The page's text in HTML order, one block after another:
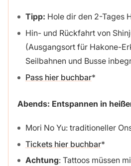
Tipp: Hole dir den 2-Tages
Hin- und Rückfahrt von
(Ausgangsort für Hakone-
Seilbahnen und Busse
Pass hier buchbar
Abends: Entspannen in
Mori No Yu: traditioneller
Tickets hier buchbar
Achtung: Tattoos müssen